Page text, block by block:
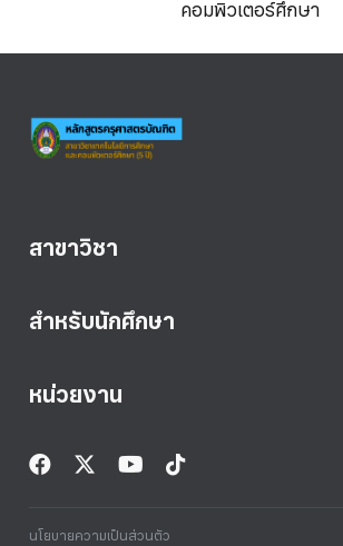
คอมพิวเตอร์ศึกษา
สาขาวิชา
สำหรับนักศึกษา
หน่วยงาน
นโยบายความเป็นส่วนตัว